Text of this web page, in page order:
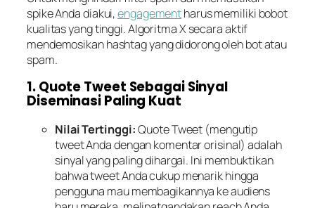
spike Anda diakui,engagementharus memiliki bobot
kualitas yang tinggi. Algoritma X secara aktif
mendemosikan hashtag yang didorong oleh bot atau
spam.
1. Quote Tweet Sebagai Sinyal
Diseminasi Paling Kuat
Nilai Tertinggi:Quote Tweet (mengutip
tweet Anda dengan komentar orisinal) adalah
sinyal yang paling dihargai. Ini membuktikan
bahwa tweet Anda cukup menarik hingga
pengguna mau membagikannya ke audiens